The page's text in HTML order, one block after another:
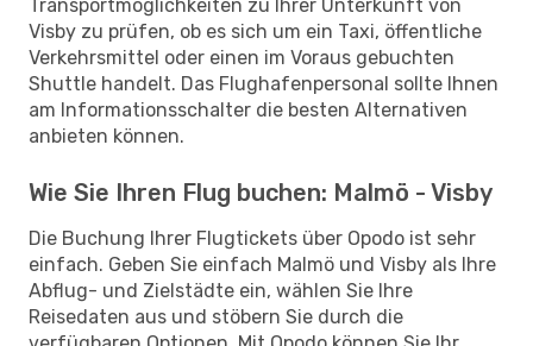
Transportmöglichkeiten zu Ihrer Unterkunft von
Visby zu prüfen, ob es sich um ein Taxi, öffentliche
Verkehrsmittel oder einen im Voraus gebuchten
Shuttle handelt. Das Flughafenpersonal sollte Ihnen
am Informationsschalter die besten Alternativen
anbieten können.
Wie Sie Ihren Flug buchen: Malmö - Visby
Die Buchung Ihrer Flugtickets über Opodo ist sehr
einfach. Geben Sie einfach Malmö und Visby als Ihre
Abflug- und Zielstädte ein, wählen Sie Ihre
Reisedaten aus und stöbern Sie durch die